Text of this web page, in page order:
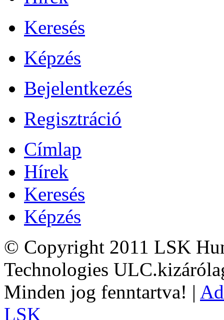
Keresés
Képzés
Bejelentkezés
Regisztráció
Címlap
Hírek
Keresés
Képzés
© Copyright 2011 LSK
Technologies
Minden jog fenntartva! |
LSK